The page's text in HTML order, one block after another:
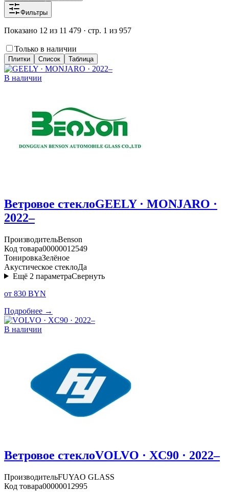
Фильтры
Показано 12 из 11 479 · стр. 1 из 957
Только в наличии
Плитки Список Таблица
В наличии
Ветровое стеклоGEELY · MONJARO ·
2022–
ПроизводительBenson
Код товара00000012549
ТонировкаЗелёное
Акустическое стеклоДа
Ещё 2 параметраСвернуть
от 830 BYN
Подробнее →
В наличии
Ветровое стеклоVOLVO · XC90 · 2022–
ПроизводительFUYAO GLASS
Код товара00000012995